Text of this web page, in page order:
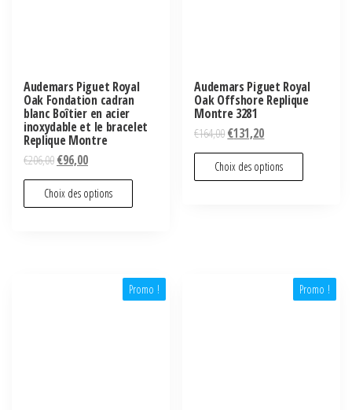
Audemars Piguet Royal
Oak Fondation cadran
blanc Boîtier en acier
inoxydable et le bracelet
Replique Montre
€206,00€96,00
Choix des options
Audemars Piguet Royal
Oak Offshore Replique
Montre 3281
€164,00€131,20
Choix des options
Promo ! Promo !